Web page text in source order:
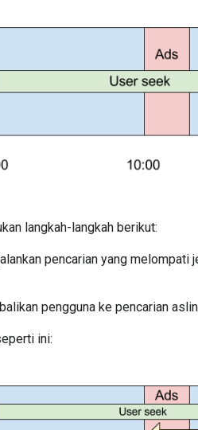
langkah-langkah berikut:
pencarian yang
pengguna ke pencarian
ini: